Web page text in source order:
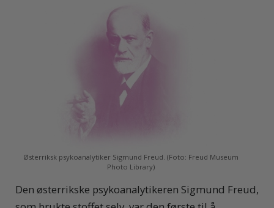
Østerriksk psykoanalytiker Sigmund Freud. (Foto: Freud Museum
Photo Library)
Den østerrikske psykoanalytikeren Sigmund Freud,